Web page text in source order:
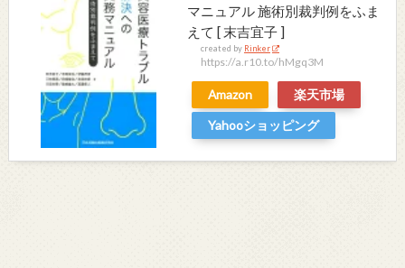
マニュアル 施術別裁判例をふま
えて [ 末吉宜子 ]
created by Rinker
https://a.r10.to/hMgq3M
Amazon
楽天市場
Yahooショッピング